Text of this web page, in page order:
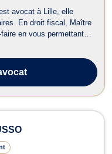
avocat à Lille, elle
En droit fiscal, Maître
en vous permettant